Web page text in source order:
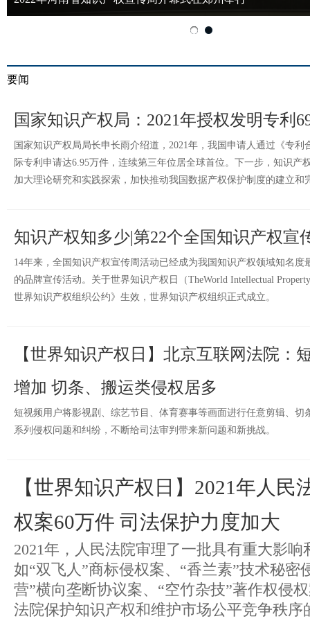
要闻
国家知识产权局：2021年授权发明专利
国家知识产权局局长申长雨介绍道，2021年，我国申请人通过《专利
际专利申请达6.95万件，连续第三年位居全球首位。下一步，知识产
加大理论研究和实践探索，加快推动我国数据产权保护制度的建立和
知识产权知多少|第22个全国知识产权宣
14年来，全国知识产权宣传周活动已经成为我国知识产权领域知名度
的品牌宣传活动。关于世界知识产权日（TheWorld Intellectual
世界知识产权组织公约》生效，世界知识产权组织正式成立。
【世界知识产权日】北京互联网法院：
增加 切条、搬运类侵权居多
短视频用户将影视剧、综艺节目、体育赛事等画面进行任意剪辑、切
系列侵权问题和纠纷，不断给司法审判带来新问题和新挑战。
【世界知识产权日】2021年人民
权案60万件 司法保护力度加大
2021年，人民法院审理了一批具有重大影
如“双飞人”商标侵权案、“香兰素”技术秘密
营”横向垄断协议案、“空竹杂技”著作权侵
法院保护知识产权和维护市场公平竞争秩序